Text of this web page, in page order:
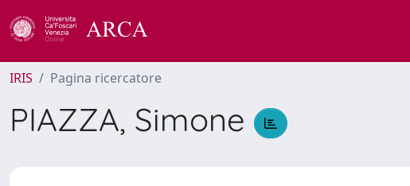
IRIS Pagina ricercatore
PIAZZA, Simone